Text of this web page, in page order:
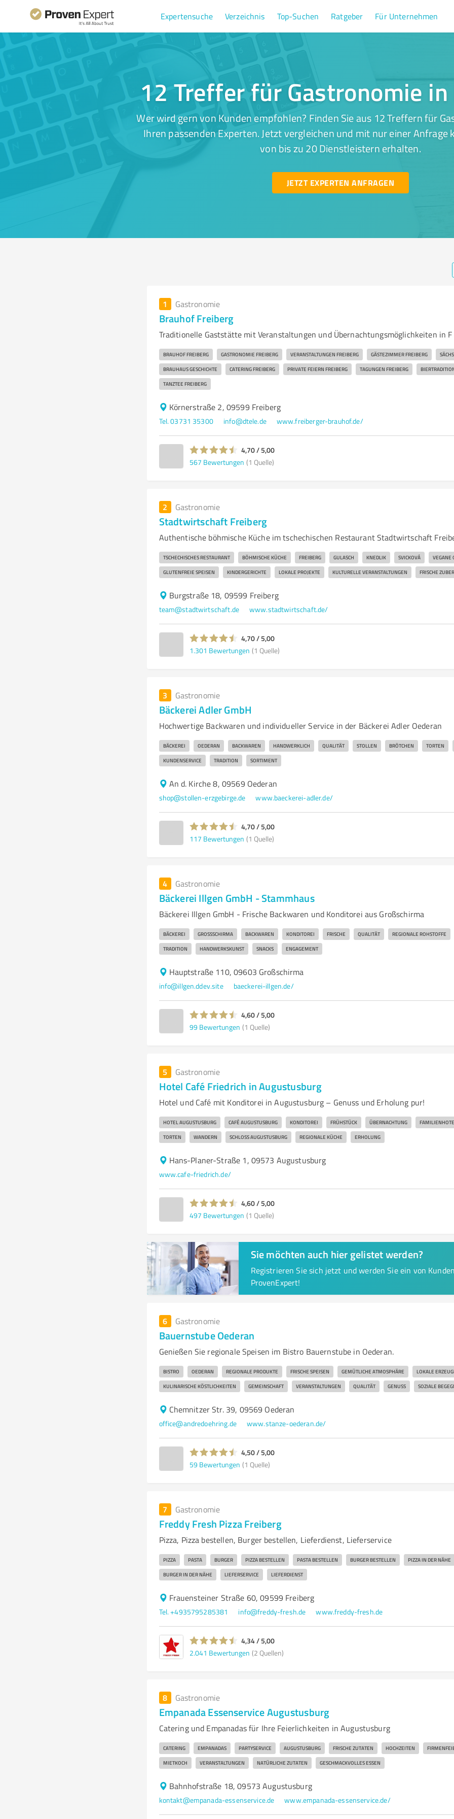
Expertensuche Verzeichnis Top-Suchen Ratgeber Für Unternehmen
12 Treffer für Gastronomie
Wer wird gern von Kunden empfohlen? Finden Sie aus 12 Treffern für
Ihren passenden Experten. Jetzt vergleichen und mit nur einer Anfrage
von bis zu 20 Dienstleistern erhalten.
JETZT EXPERTEN ANFRAGEN
1 Gastronomie
Brauhof Freiberg
Traditionelle Gaststätte mit Veranstaltungen und Übernachtungsmöglichkeiten in F
BRAUHOF FREIBERG GASTRONOMIE FREIBERG VERANSTALTUNGEN FREIBERG GÄSTEZIMMER FREIBERG
BRAUHAUS GESCHICHTE CATERING FREIBERG PRIVATE FEIERN FREIBERG TAGUNGEN FREIBERG
TANZTEE FREIBERG
Körnerstraße 2, 09599 Freiberg
Tel. 03731 35300 info@dtele.de www.freiberger-brauhof.de/
4,70 / 5,00
567 Bewertungen (1 Quelle)
2 Gastronomie
Stadtwirtschaft Freiberg
Authentische böhmische Küche im tschechischen Restaurant Stadtwirtschaft
TSCHECHISCHES RESTAURANT BÖHMISCHE KÜCHE FREIBERG GULASCH KNEDLIK SVICKOVÁ VEGANE
GLUTENFREIE SPEISEN KINDERGERICHTE LOKALE PROJEKTE KULTURELLE VERANSTALTUNGEN FRISCHE
Burgstraße 18, 09599 Freiberg
team@stadtwirtschaft.de www.stadtwirtschaft.de/
4,70 / 5,00
1.301 Bewertungen (1 Quelle)
3 Gastronomie
Bäckerei Adler GmbH
Hochwertige Backwaren und individueller Service in der Bäckerei Adler Oederan
BÄCKEREI OEDERAN BACKWAREN HANDWERKLICH QUALITÄT STOLLEN BRÖTCHEN TORTEN
KUNDENSERVICE TRADITION SORTIMENT
An d. Kirche 8, 09569 Oederan
shop@stollen-erzgebirge.de www.baeckerei-adler.de/
4,70 / 5,00
117 Bewertungen (1 Quelle)
4 Gastronomie
Bäckerei Illgen GmbH - Stammhaus
Bäckerei Illgen GmbH - Frische Backwaren und Konditorei aus Großschirma
BÄCKEREI GROSSSCHIRMA BACKWAREN KONDITOREI FRISCHE QUALITÄT REGIONALE ROHSTOFFE
TRADITION HANDWERKSKUNST SNACKS ENGAGEMENT
Hauptstraße 110, 09603 Großschirma
info@illgen.ddev.site baeckerei-illgen.de/
4,60 / 5,00
99 Bewertungen (1 Quelle)
5 Gastronomie
Hotel Café Friedrich in Augustusburg
Hotel und Café mit Konditorei in Augustusburg – Genuss und Erholung pur!
HOTEL AUGUSTUSBURG CAFÉ AUGUSTUSBURG KONDITOREI FRÜHSTÜCK ÜBERNACHTUNG
TORTEN WANDERN SCHLOSS AUGUSTUSBURG REGIONALE KÜCHE ERHOLUNG
Hans-Planer-Straße 1, 09573 Augustusburg
www.cafe-friedrich.de/
4,60 / 5,00
497 Bewertungen (1 Quelle)
Sie möchten auch hier gelistet werden?
Registrieren Sie sich jetzt und werden Sie ein von
ProvenExpert!
6 Gastronomie
Bauernstube Oederan
Genießen Sie regionale Speisen im Bistro Bauernstube in Oederan.
BISTRO OEDERAN REGIONALE PRODUKTE FRISCHE SPEISEN GEMÜTLICHE ATMOSPHÄRE LOKALE
KULINARISCHE KÖSTLICHKEITEN GEMEINSCHAFT VERANSTALTUNGEN QUALITÄT GENUSS SOZIALE
Chemnitzer Str. 39, 09569 Oederan
office@andredoehring.de www.stanze-oederan.de/
4,50 / 5,00
59 Bewertungen (1 Quelle)
7 Gastronomie
Freddy Fresh Pizza Freiberg
Pizza, Pizza bestellen, Burger bestellen, Lieferdienst, Lieferservice
PIZZA PASTA BURGER PIZZA BESTELLEN PASTA BESTELLEN BURGER BESTELLEN PIZZA IN DER NÄHE
BURGER IN DER NÄHE LIEFERSERVICE LIEFERDIENST
Frauensteiner Straße 60, 09599 Freiberg
Tel. +4935795285381 info@freddy-fresh.de www.freddy-fresh.de
4,34 / 5,00
2.041 Bewertungen (2 Quellen)
8 Gastronomie
Empanada Essenservice Augustusburg
Catering und Empanadas für Ihre Feierlichkeiten in Augustusburg
CATERING EMPANADAS PARTYSERVICE AUGUSTUSBURG FRISCHE ZUTATEN HOCHZEITEN
MIETKOCH VERANSTALTUNGEN NATÜRLICHE ZUTATEN GESCHMACKVOLLES ESSEN
Bahnhofstraße 18, 09573 Augustusburg
kontakt@empanada-essenservice.de www.empanada-essenservice.de/